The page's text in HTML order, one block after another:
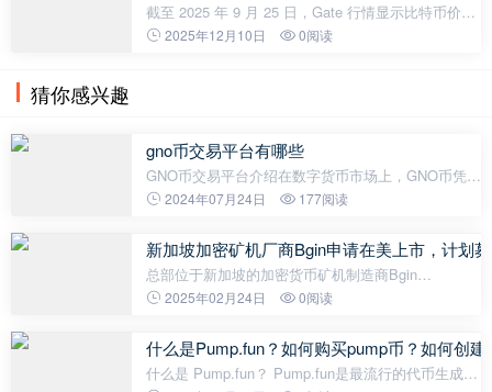
截至 2025 年 9 月 25 日，Gate 行情显示比特币价格
在 111,933 美元至 113,500 美元区间震荡。市场多空
2025年12月10日 0阅读
猜你感兴趣
gno币交易平台有哪些
GNO币交易平台介绍在数字货币市场上，GNO币凭借
其独特的设计和广泛的应用场景，在越来越多的交易
见的GNO币交易平台。1. Poloniex
2024年07月24日 177阅读
新加坡加密矿机厂商Bgin申请在美上市，计划
总部位于新加坡的加密货币矿机制造商Bgin
Blockchain Limited已提交美国IPO申请，预计募资
Bgin计划发行约5954万股A类普通股和156
2025年02月24日 0阅读
什么是Pump.fun？如何购买pump币？如何创建
什么是 Pump.fun？ Pump.fun是最流行的代币生成器